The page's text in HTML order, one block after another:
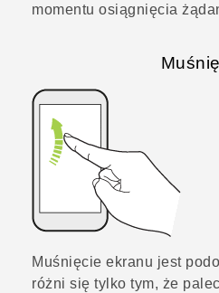
momentu osiągnięcia
Muśnięcie ekranu jest
różni się tylko tym, że